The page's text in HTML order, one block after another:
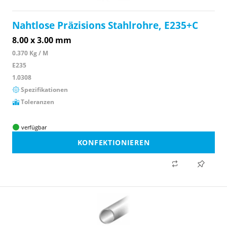
Nahtlose Präzisions Stahlrohre, E235+C
8.00 x 3.00 mm
0.370 Kg / M
E235
1.0308
Spezifikationen
Toleranzen
verfügbar
KONFEKTIONIEREN